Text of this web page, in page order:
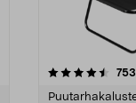
753
4.5